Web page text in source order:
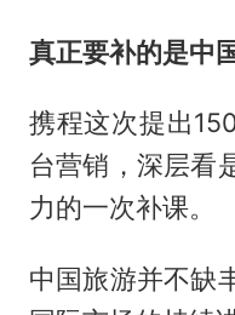
真正要补的是中
携程这次提出
台营销，深层看
力的一次补课。
中国旅游并不缺